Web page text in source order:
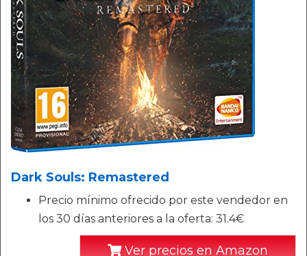
Dark Souls: Remastered
Precio mínimo ofrecido por este vendedor en
los 30 días anteriores a la oferta: 31.4€
Ver precios en Amazon